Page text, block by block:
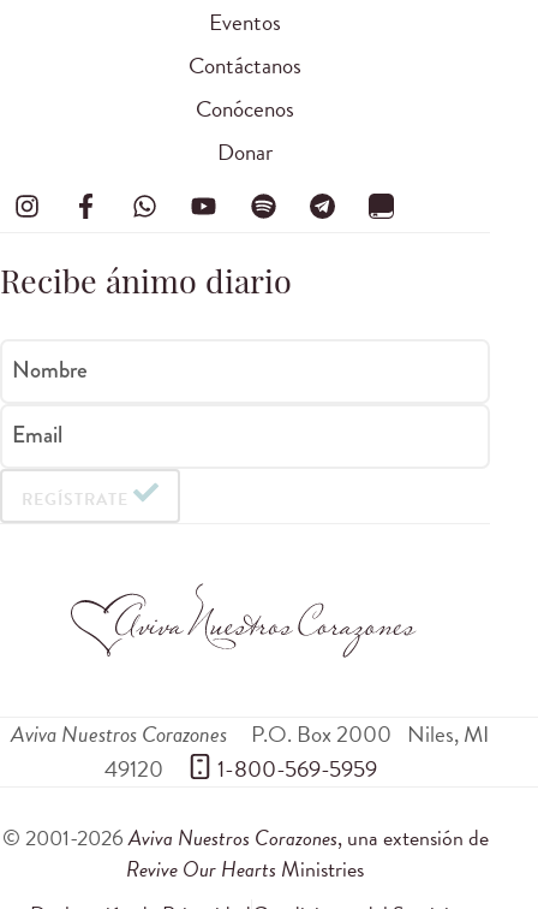
Eventos
Contáctanos
Conócenos
Donar
Recibe ánimo diario
Nombre
Email
REGÍSTRATE
Aviva Nuestros Corazones P.O. Box 2000 Niles,MI
49120
1-800-569-5959
© 2001-2026Aviva Nuestros Corazones, una extensión de
Revive Our Hearts Ministries